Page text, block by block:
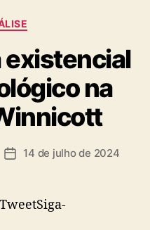
existencial
na
Data14 de julho de 2024